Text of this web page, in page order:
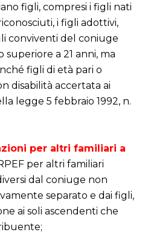
figli, compresi i figli nati
i figli adottivi,
conviventi del coniuge
a 21 anni, ma
figli di età pari o
disabilità accertata ai
legge 5 febbraio 1992, n.
per altri familiari a
per altri familiari
dal coniuge non
separato e dai figli,
ai soli ascendenti che